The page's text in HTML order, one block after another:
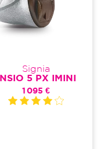
Signia
INSIO 5 PX IMINI
1 095 €